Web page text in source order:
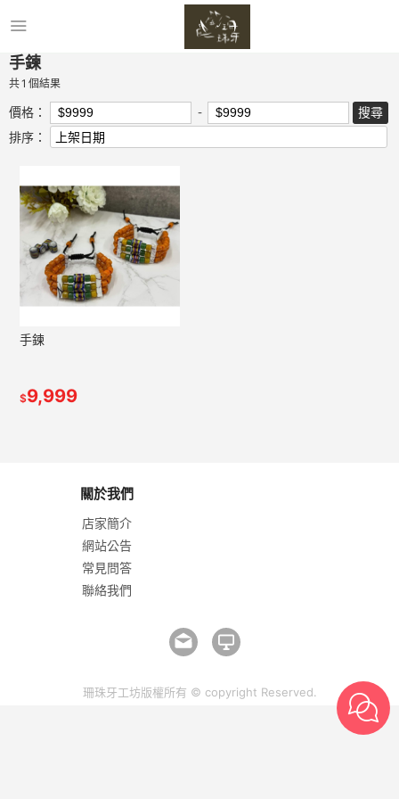
手鍊
共1 個結果
價格：
排序：
手鍊
$9,999
關於我們
店家簡介
網站公告
常見問答
聯絡我們
珊珠牙工坊版權所有 © copyright Reserved.